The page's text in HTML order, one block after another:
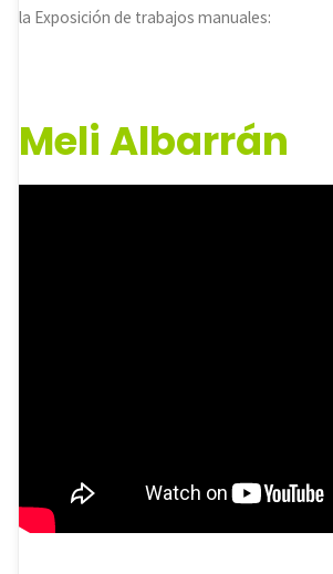
la Exposición de trabajos manuales:
Meli Albarrán